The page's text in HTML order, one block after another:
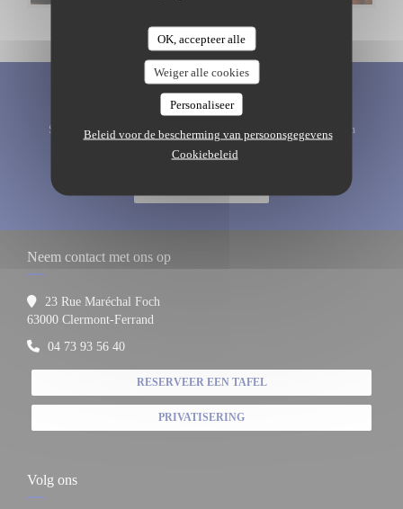
OK, accepteer alle
Weiger alle cookies
Personaliseer
Beleid voor de bescherming van persoonsgegevens
Cookiebeleid
Word op de hoogte gehouden
Schrijf je in op onze nieuwsbrief om gepersonaliseerde communicatie en
marketingaanbiedingen per e-mail van ons te ontvangen.
Neem contact met ons op
23 Rue Maréchal Foch
63000 Clermont-Ferrand
04 73 93 56 40
RESERVEER EEN TAFEL
PRIVATISERING
Volg ons